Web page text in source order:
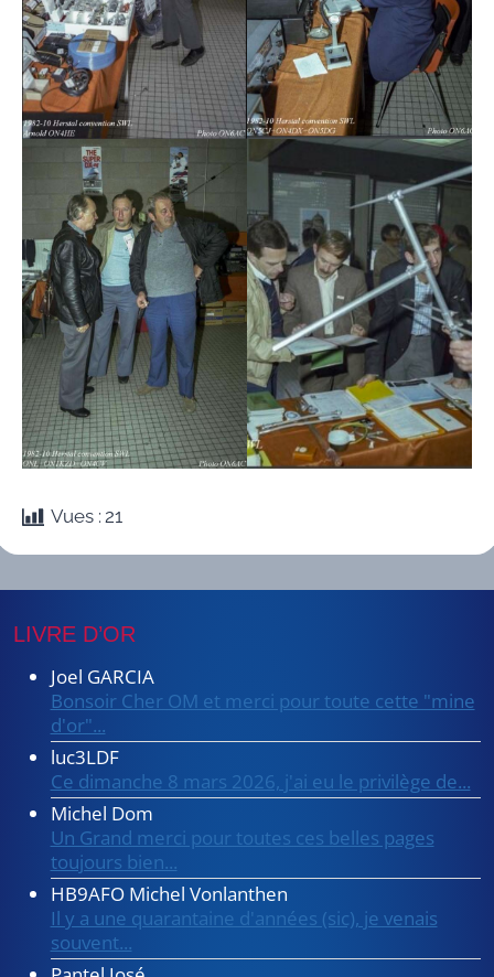
Vues : 21
LIVRE D’OR
Joel GARCIA
Bonsoir Cher OM et merci pour toute cette "mine
d'or"...
luc3LDF
Ce dimanche 8 mars 2026, j'ai eu le privilège de...
Michel Dom
Un Grand merci pour toutes ces belles pages
toujours bien...
HB9AFO Michel Vonlanthen
Il y a une quarantaine d'années (sic), je venais
souvent...